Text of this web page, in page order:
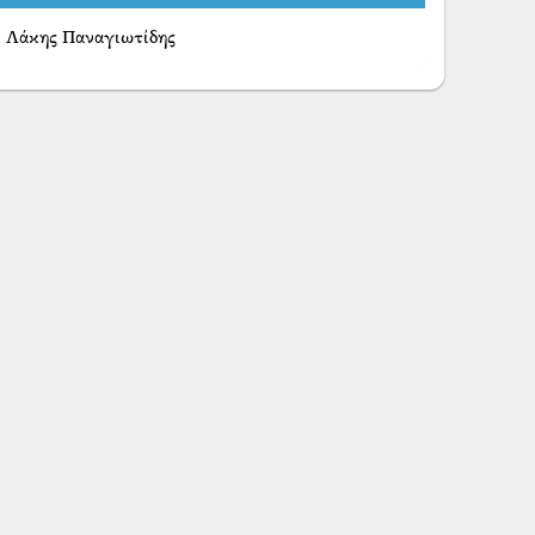
Λάκης Παναγιωτίδης